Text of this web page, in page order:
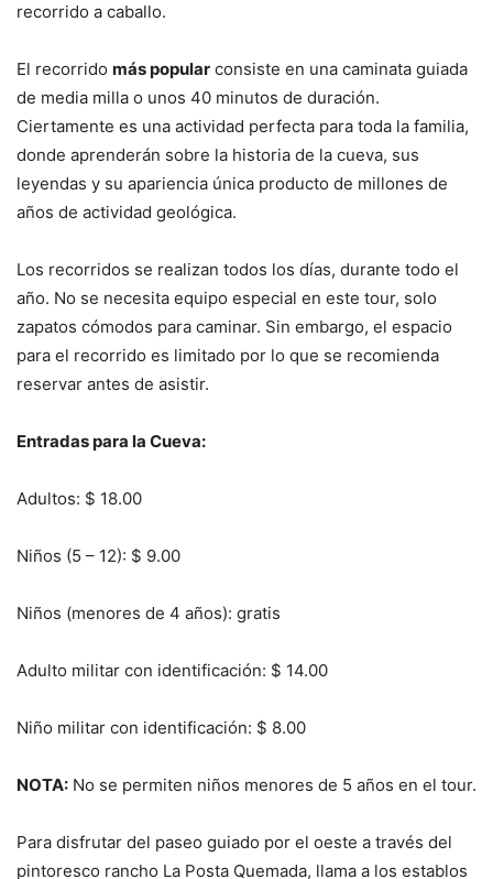
recorrido a caballo.
El recorrido más popular consiste en una caminata guiada
de media milla o unos 40 minutos de duración.
Ciertamente es una actividad perfecta para toda la familia,
donde aprenderán sobre la historia de la cueva, sus
leyendas y su apariencia única producto de millones de
años de actividad geológica.
Los recorridos se realizan todos los días, durante todo el
año. No se necesita equipo especial en este tour, solo
zapatos cómodos para caminar. Sin embargo, el espacio
para el recorrido es limitado por lo que se recomienda
reservar antes de asistir.
Entradas para la Cueva:
Adultos: $ 18.00
Niños (5 – 12): $ 9.00
Niños (menores de 4 años): gratis
Adulto militar con identificación: $ 14.00
Niño militar con identificación: $ 8.00
NOTA: No se permiten niños menores de 5 años en el tour.
Para disfrutar del paseo guiado por el oeste a través del
pintoresco rancho La Posta Quemada, llama a los establos